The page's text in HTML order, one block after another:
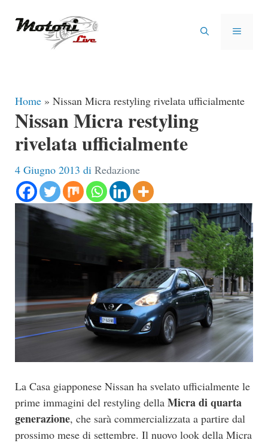
MENU
Home » Nissan Micra restyling rivelata ufficialmente
Nissan Micra restyling
rivelata ufficialmente
4 Giugno 2013 di Redazione
La Casa giapponese Nissan ha svelato ufficialmente le
prime immagini del restyling della Micra di quarta
generazione, che sarà commercializzata a partire dal
prossimo mese di settembre. Il nuovo look della Micra